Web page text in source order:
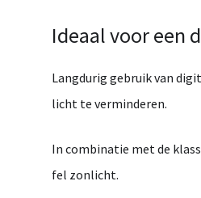
Ideaal voor een
Langdurig gebruik van
licht te verminderen.
In combinatie met de
fel zonlicht.